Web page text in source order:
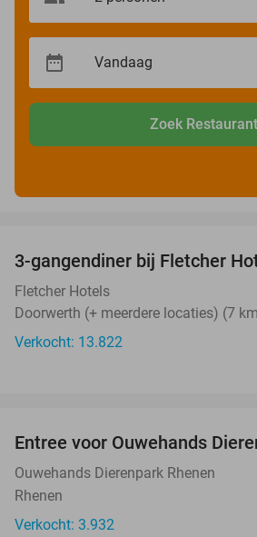
Zoek Restaurant
3-gangendiner bij Fletcher
Fletcher Hotels
Doorwerth (+ meerdere locaties) (7
Verkocht: 13.822
Entree voor Ouwehands
Ouwehands Dierenpark Rhenen
Rhenen
Verkocht: 3.932